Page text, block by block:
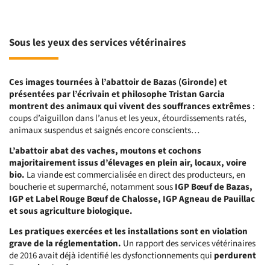
Sous les yeux des services vétérinaires
Ces images tournées à l’abattoir de Bazas (Gironde) et
présentées par l’écrivain et philosophe Tristan Garcia
montrent des animaux qui vivent des souffrances extrêmes:
coups d’aiguillon dans l’anus et les yeux, étourdissements ratés,
animaux suspendus et saignés encore conscients…
L’abattoir abat des vaches, moutons et cochons
majoritairement issus d’élevages en plein air, locaux, voire
bio. La viande est commercialisée en direct des producteurs, en
boucherie et supermarché, notamment sousIGP Bœuf de Bazas,
IGP et Label Rouge Bœuf de Chalosse, IGP Agneau de Pauillac
et sous agriculture biologique.
Les pratiques exercées et les installations sont en violation
grave de la réglementation. Un rapport des services vétérinaires
de 2016 avait déjà identifié les dysfonctionnements qui perdurent